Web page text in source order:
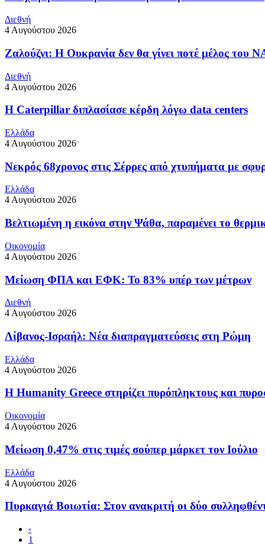
Διεθνή
4 Αυγούστου 2026
Ζαλούζνι: Η Ουκρανία δεν θα γίνει ποτέ μέλος του
Διεθνή
4 Αυγούστου 2026
Η Caterpillar διπλασίασε κέρδη λόγω data centers
Ελλάδα
4 Αυγούστου 2026
Νεκρός 68χρονος στις Σέρρες από χτυπήματα με
Ελλάδα
4 Αυγούστου 2026
Βελτιωμένη η εικόνα στην Ψάθα, παραμένει το
Οικονομία
4 Αυγούστου 2026
Μείωση ΦΠΑ και ΕΦΚ: Το 83% υπέρ των μέτρων
Διεθνή
4 Αυγούστου 2026
Λίβανος-Ισραήλ: Νέα διαπραγματεύσεις στη Ρώμη
Ελλάδα
4 Αυγούστου 2026
Η Humanity Greece στηρίζει πυρόπληκτους και
Οικονομία
4 Αυγούστου 2026
Μείωση 0,47% στις τιμές σούπερ μάρκετ τον Ιούλιο
Ελλάδα
4 Αυγούστου 2026
Πυρκαγιά Βοιωτία: Στον ανακριτή οι δύο
‹
1